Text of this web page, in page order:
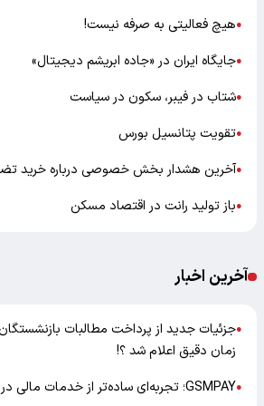
●هیچ فعالیتی به صرفه نیست!
●جایگاه ایران در «جاده ابریشم دیجیتال»
●شتاب در فیبر، سکون در سیاست
●تقویت پتانسیل بورس
●آخرین هشدار بخش خصوصی درباره خرید
●باز تولید رانت در اقتصاد مسکن
آخرین اخبار
●جزئیات جدید از پرداخت مطالبات
زمان دقیق اعلام شد ؟!
●GSMPAY؛ تجربه‌ای ساده‌تر از خدمات مالی در مسیر دیجیتال